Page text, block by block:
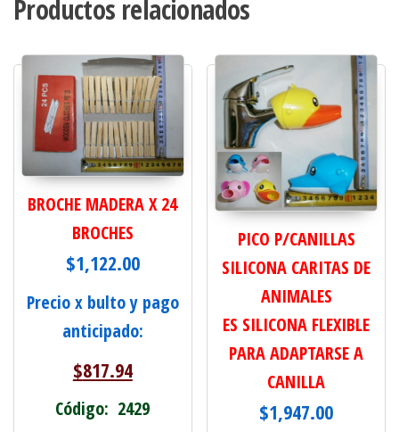
Productos relacionados
BROCHE MADERA X 24
BROCHES
$1,122.00
Precio x bulto y pago
anticipado:
$817.94
Código: 2429
PICO P/CANILLAS
SILICONA CARITAS DE
ANIMALES
ES SILICONA FLEXIBLE
PARA ADAPTARSE A
CANILLA
$1,947.00